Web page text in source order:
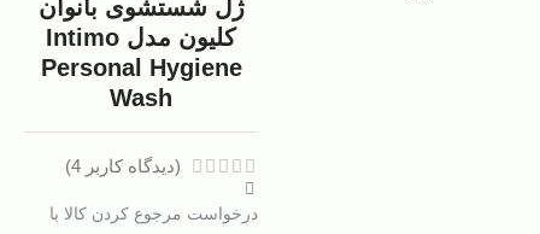
ژل شستشوی بانوان
کلیون مدل Intimo
Personal Hygiene
Wash
(دیدگاه کاربر 4
)
درخواست مرجوع کردن کالا با